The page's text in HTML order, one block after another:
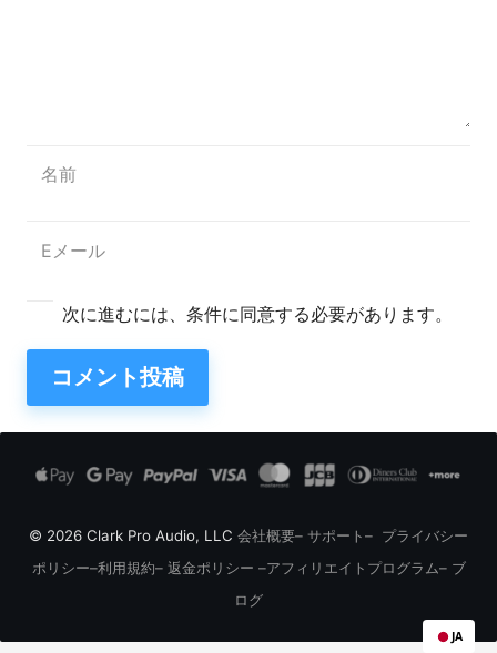
次に進むには、条件に同意する必要があります。
コメント投稿
© 2026 Clark Pro Audio, LLC 会社概要– サポート– プライバシー
ポリシー–利用規約– 返金ポリシー –アフィリエイトプログラム– ブ
ログ
JA